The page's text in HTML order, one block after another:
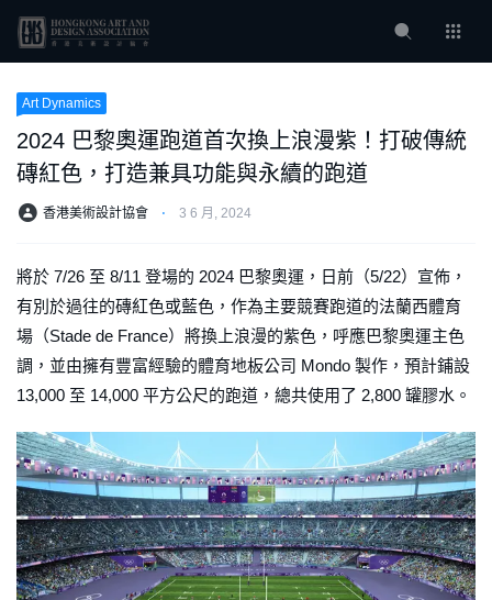
Art Dynamics
2024 巴黎奧運跑道首次換上浪漫紫！打破傳統
磚紅色，打造兼具功能與永續的跑道
香港美術設計協會 ⋅ 3 6 月, 2024
將於 7/26 至 8/11 登場的 2024 巴黎奧運，日前（5/22）宣佈，
有別於過往的磚紅色或藍色，作為主要競賽跑道的法蘭西體育
場（Stade de France）將換上浪漫的紫色，呼應巴黎奧運主色
調，並由擁有豐富經驗的體育地板公司 Mondo 製作，預計鋪設
13,000 至 14,000 平方公尺的跑道，總共使用了 2,800 罐膠水。